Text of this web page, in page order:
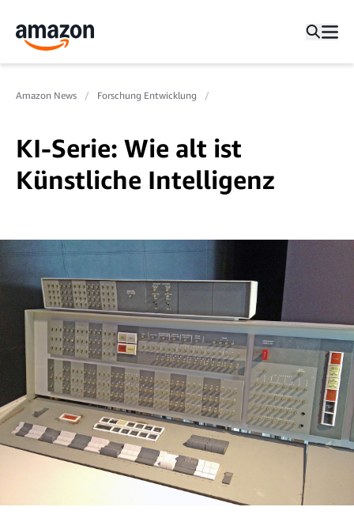
Amazon News Forschung Entwicklung
KI-Serie: Wie alt ist
Künstliche Intelligenz